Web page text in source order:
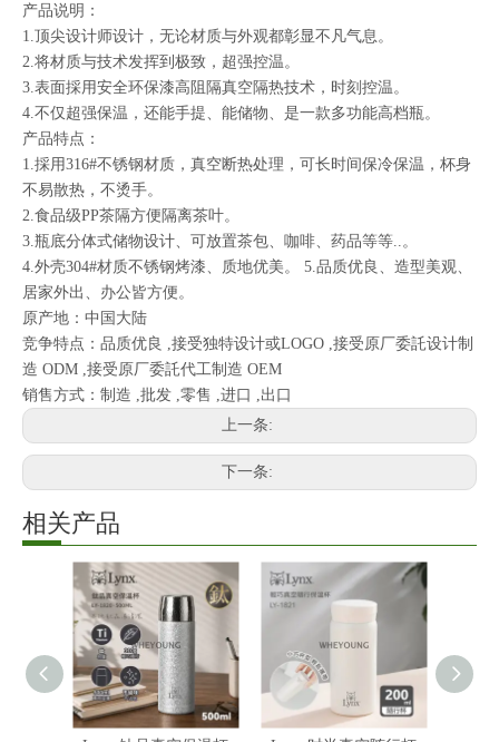
产品说明：
1.顶尖设计师设计，无论材质与外观都彰显不凡气息。
2.将材质与技术发挥到极致，超强控温。
3.表面採用安全环保漆高阻隔真空隔热技术，时刻控温。
4.不仅超强保温，还能手提、能储物、是一款多功能高档瓶。
产品特点：
1.採用316#不锈钢材质，真空断热处理，可长时间保冷保温，杯身
不易散热，不烫手。
2.食品级PP茶隔方便隔离茶叶。
3.瓶底分体式储物设计、可放置茶包、咖啡、药品等等..。
4.外壳304#材质不锈钢烤漆、质地优美。 5.品质优良、造型美观、
居家外出、办公皆方便。
原产地：中国大陆
竞争特点：品质优良 ,接受独特设计或LOGO ,接受原厂委託设计制
造 ODM ,接受原厂委託代工制造 OEM
销售方式：制造 ,批发 ,零售 ,进口 ,出口
上一条:
下一条:
相关产品